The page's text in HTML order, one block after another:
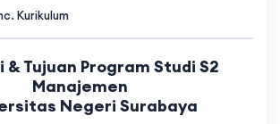
Kurikulum
& Tujuan Program Studi S2
Manajemen
Negeri Surabaya